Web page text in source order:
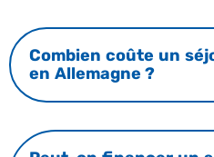
Combien coûte un
en Allemagne ?